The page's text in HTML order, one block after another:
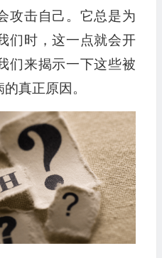
攻击自己。它总是为
们时，这一点就会开
们来揭示一下这些被
真正原因。